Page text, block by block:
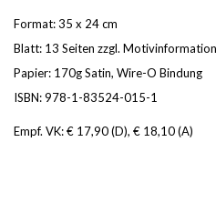
Format: 35 x 24 cm
Blatt: 13 Seiten zzgl.
Papier: 170g Satin, Wire-O Bindung
ISBN: 978-1-83524-015-1
Empf. VK: € 17,90 (D), € 18,10 (A)